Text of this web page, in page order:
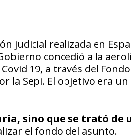
judicial realizada en
concedió a la
19, a través del
la Sepi. El objetivo era
sino que se trató de
el fondo del asunto.